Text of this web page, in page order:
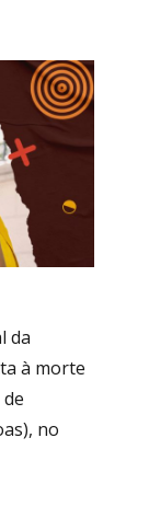
da
à morte
no